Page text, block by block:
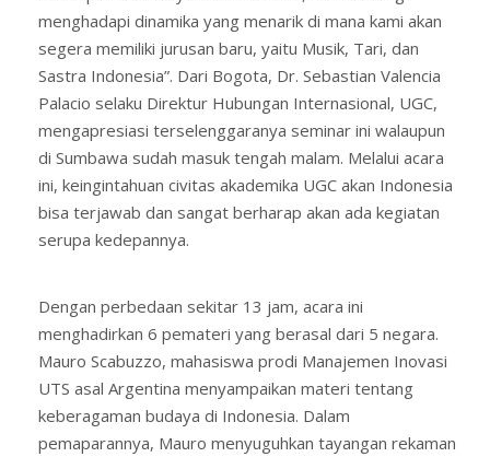
menghadapi dinamika yang menarik di mana kami akan
segera memiliki jurusan baru, yaitu Musik, Tari, dan
Sastra Indonesia”. Dari Bogota, Dr. Sebastian Valencia
Palacio selaku Direktur Hubungan Internasional, UGC,
mengapresiasi terselenggaranya seminar ini walaupun
di Sumbawa sudah masuk tengah malam. Melalui acara
ini, keingintahuan civitas akademika UGC akan Indonesia
bisa terjawab dan sangat berharap akan ada kegiatan
serupa kedepannya.
Dengan perbedaan sekitar 13 jam, acara ini
menghadirkan 6 pemateri yang berasal dari 5 negara.
Mauro Scabuzzo, mahasiswa prodi Manajemen Inovasi
UTS asal Argentina menyampaikan materi tentang
keberagaman budaya di Indonesia. Dalam
pemaparannya, Mauro menyuguhkan tayangan rekaman